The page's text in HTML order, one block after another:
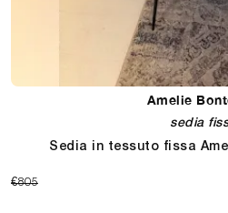
Amelie
sedia
Sedia in tessuto fissa
€805